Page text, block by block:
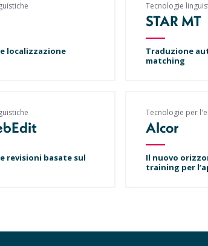
localizzazione
Tecnologie
STAR MT
Traduzione
matching
revisioni basate sul
Tecnologie per
Alcor
Il nuovo
training per